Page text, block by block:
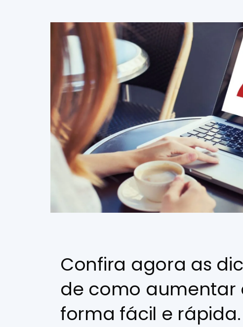
Confira agora as
de como aumentar
forma fácil e rápida.